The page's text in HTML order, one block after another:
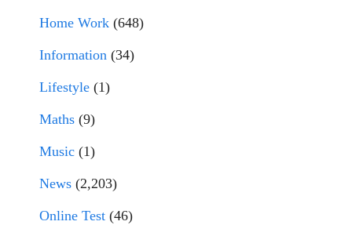
Home Work (648)
Information (34)
Lifestyle (1)
Maths (9)
Music (1)
News (2,203)
Online Test (46)